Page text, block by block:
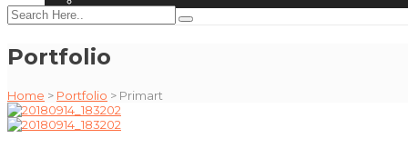
Portfolio
Home > Portfolio > Primart